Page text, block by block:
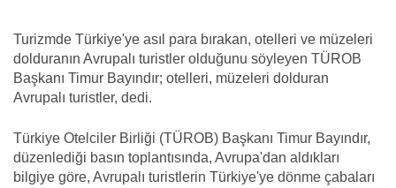
Turizmde Türkiye'ye asıl para bırakan, otelleri ve müzeleri
dolduranın Avrupalı turistler olduğunu söyleyen TÜROB
Başkanı Timur Bayındır; otelleri, müzeleri dolduran
Avrupalı turistler, dedi.
Türkiye Otelciler Birliği (TÜROB) Başkanı Timur Bayındır,
düzenlediği basın toplantısında, Avrupa'dan aldıkları
bilgiye göre, Avrupalı turistlerin Türkiye'ye dönme çabaları